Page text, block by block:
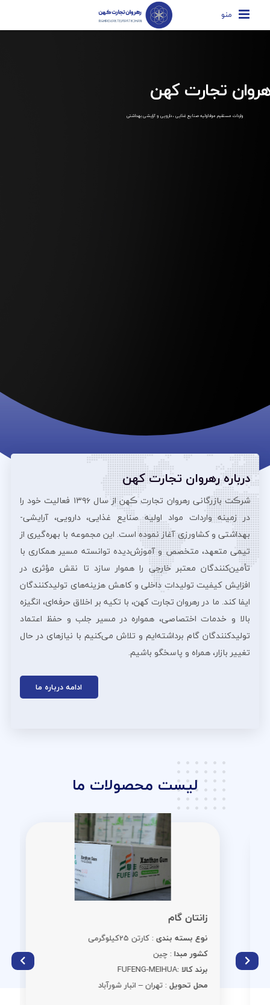
منو
تجارت کهن
واردات مستقیم مواداولیه صنایع غذایی ، دارویی و آرایشی بهداشتی
درباره رهروان تجارت کهن
شرڪت بازرگانی رهروان تجارت ڪهن از سال ۱۳۹۶ فعالیت خود را
در زمینه واردات مواد اولیه صنایع غذایی، دارویی، آرایشی‌-
بهداشتی و کشاورزی آغاز نموده است. این مجموعه با بهره‌گیری از
تیمی متعهد، متخصص و آموزش‌دیده توانسته مسیر همکاری با
تأمین‌کنندگان معتبر خارجی را هموار سازد تا نقش مؤثری در
افزایش کیفیت تولیدات داخلی و کاهش هزینه‌های تولیدکنندگان
ایفا کند. ما در رهروان تجارت کهن، با تکیه بر اخلاق حرفه‌ای، انگیزه
بالا و خدمات اختصاصی، همواره در مسیر جلب و حفظ اعتماد
تولیدکنندگان گام برداشته‌ایم و تلاش می‌کنیم با نیازهای در حال
تغییر بازار، همراه و پاسخگو باشیم.
ادامه درباره ما
لیست محصولات ما
زانتان گام
نوع بسته بندی: کارتن 25کیلوگرمی
کشور مبدا: چین
برند کالا :FUFENG-MEIHUA
محل تحویل: تهران – انبار شورآباد